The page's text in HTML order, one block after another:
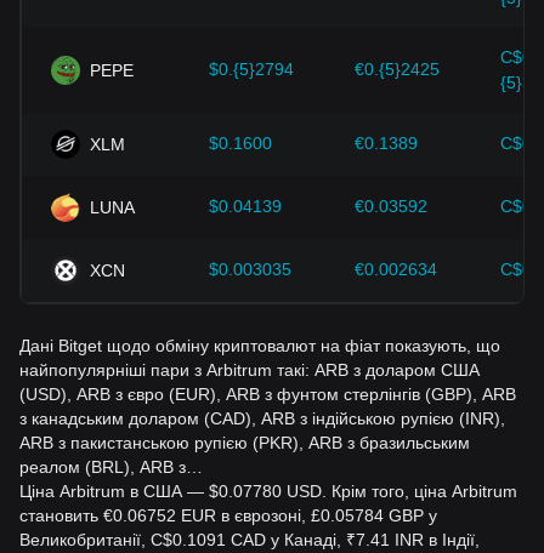
PEPE $0.{5}2794 €0.{5}2425
C$0.
XLM $0.1600 €0.1389
LUNA $0.04139 €0.03592
XCN $0.003035 €0.002634
Дані Bitget щодо обміну криптовалют на фіат показують, що
найпопулярніші пари з Arbitrum такі: ARB з доларом США
(USD), ARB з євро (EUR), ARB з фунтом стерлінгів (GBP), ARB
з канадським доларом (CAD), ARB з індійською рупією (INR),
ARB з пакистанською рупією (PKR), ARB з бразильським
реалом (BRL), ARB з…
Ціна Arbitrum в США — $0.07780 USD. Крім того, ціна Arbitrum
становить €0.06752 EUR в єврозоні, £0.05784 GBP у
Великобританії, C$0.1091 CAD у Канаді, ₹7.41 INR в Індії,